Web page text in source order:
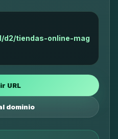
d2/tiendas-online-mag
URL
dominio